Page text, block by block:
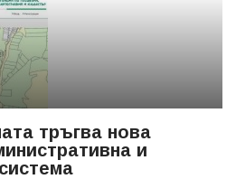
тръгва нова
и